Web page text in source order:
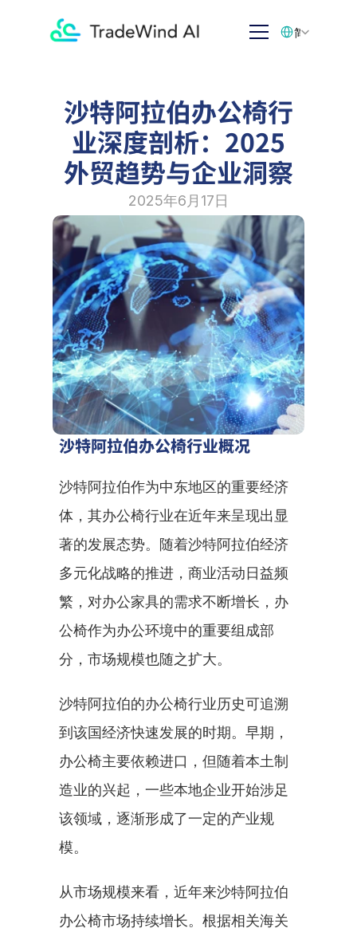
沙特阿拉伯办公椅行
业深度剖析：2025
外贸趋势与企业洞察
2025年6月17日
沙特阿拉伯办公椅行业概况
沙特阿拉伯作为中东地区的重要经济
体，其办公椅行业在近年来呈现出显
著的发展态势。随着沙特阿拉伯经济
多元化战略的推进，商业活动日益频
繁，对办公家具的需求不断增长，办
公椅作为办公环境中的重要组成部
分，市场规模也随之扩大。
沙特阿拉伯的办公椅行业历史可追溯
到该国经济快速发展的时期。早期，
办公椅主要依赖进口，但随着本土制
造业的兴起，一些本地企业开始涉足
该领域，逐渐形成了一定的产业规
模。
从市场规模来看，近年来沙特阿拉伯
办公椅市场持续增长。根据相关海关
简体中文